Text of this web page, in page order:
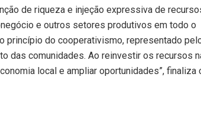
de riqueza e injeção expressiva de
e outros setores produtivos em todo o
princípio do cooperativismo, representado
das comunidades. Ao reinvestir os recursos
local e ampliar oportunidades”, finaliza